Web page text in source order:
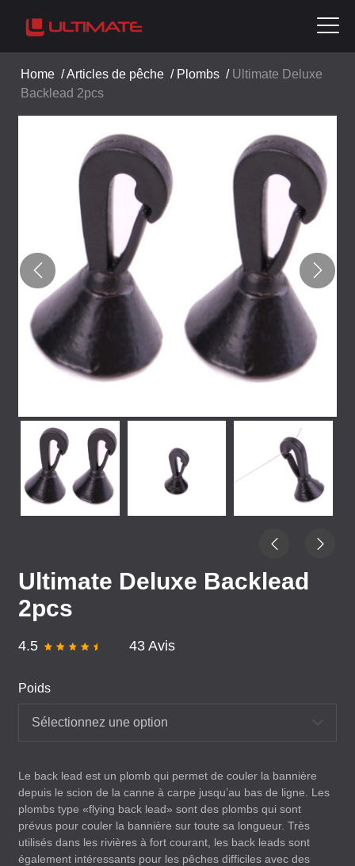
Home /Articles de pêche / Plombs / Ultimate Deluxe
Backlead 2pcs
Ultimate Deluxe Backlead
2pcs
4.5 43 Avis
Poids
Sélectionnez une option
Le back lead est un plomb qui permet de couler la bannière
depuis le scion de la canne à carpe jusqu’au bas de ligne. Les
plombs type «flying back lead» sont des plombs qui sont
prévus pour couler la bannière sur toute sa longueur. Très
utilisés dans les rivières à fort courant, les back leads sont
également intéressants pour les pêches difficiles avec des